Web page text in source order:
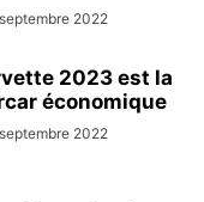
2022
2023 est la
économique
2022